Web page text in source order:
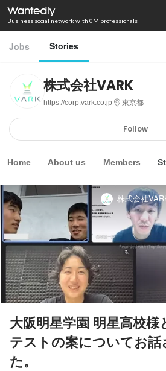
Business social network with 0M professionals
Jobs Stories
株式会社VARK
https://corp.vark.co.jp 東京都
Follow
Home About us Members
株式会社
大阪明星学園 明星高校
テストの案についてお
た。